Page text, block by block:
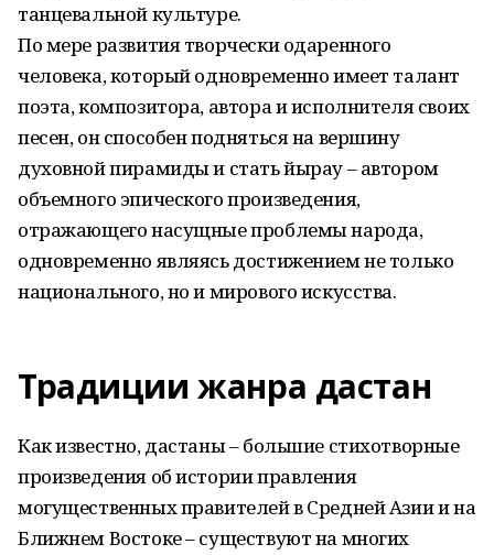
танцевальной культуре.
По мере развития творчески одаренного
человека, который одновременно имеет талант
поэта, композитора, автора и исполнителя своих
песен, он способен подняться на вершину
духовной пирамиды и стать йырау – автором
объемного эпического произведения,
отражающего насущные проблемы народа,
одновременно являясь достижением не только
национального, но и мирового искусства.
Традиции жанра дастан
Как известно, дастаны – большие стихотворные
произведения об истории правления
могущественных правителей в Средней Азии и на
Ближнем Востоке – существуют на многих